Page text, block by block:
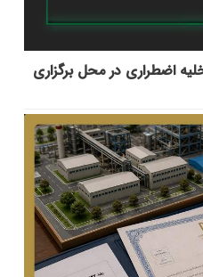
اضطراری در محل برگزاری